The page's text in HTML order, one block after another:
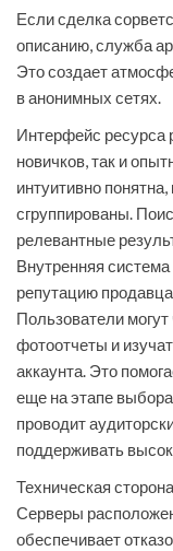
Если сделка
описанию, служба
Это создает
в анонимных сетях.
Интерфейс ресурса
новичков, так и
интуитивно понятна,
сгруппированы.
релевантные
Внутренняя
репутацию
Пользователи
фотоотчеты и
аккаунта. Это
еще на этапе
проводит
поддерживать
Техническая
Серверы
обеспечивает